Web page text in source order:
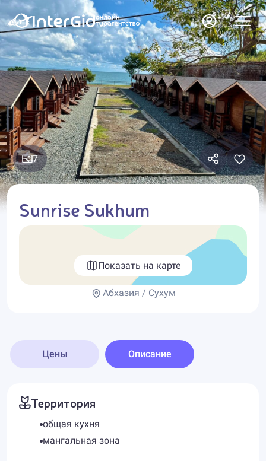
7
Sunrise Sukhum
Показать на карте
Абхазия / Сухум
Цены Описание
Территория
общая кухня
мангальная зона